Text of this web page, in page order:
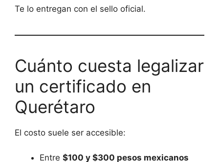
Te lo entregan con el sello oficial.
Cuánto cuesta legalizar
un certificado en
Querétaro
El costo suele ser accesible:
Entre $100 y $300 pesos mexicanos